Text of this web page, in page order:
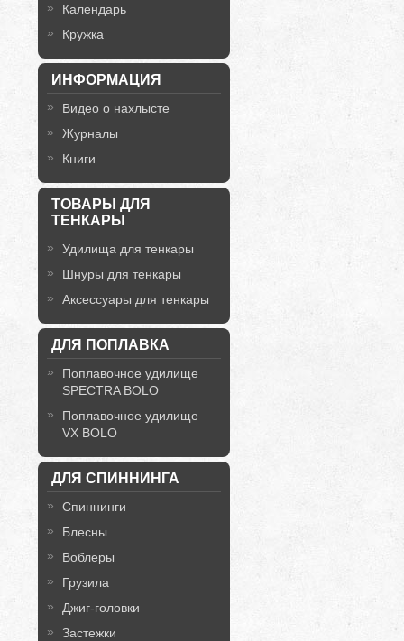
Календарь
Кружка
ИНФОРМАЦИЯ
Видео о нахлысте
Журналы
Книги
ТОВАРЫ ДЛЯ
ТЕНКАРЫ
Удилища для тенкары
Шнуры для тенкары
Аксессуары для тенкары
ДЛЯ ПОПЛАВКА
Поплавочное удилище
SPECTRA BOLO
Поплавочное удилище
VX BOLO
ДЛЯ СПИННИНГА
Спиннинги
Блесны
Воблеры
Грузила
Джиг-головки
Застежки